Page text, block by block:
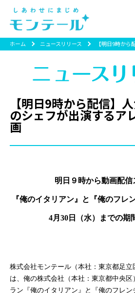
ホーム ニュースリリース 【明日9時から配信】人気
【明日9時から配信】
のシェフが出演するア
画
明日９時から動画配信
『俺のイタリアン』と『俺のフレ
4月 30 日（水）までの期
株式会社モンテール（本社：東京都足立
は、俺の株式会社（本社：東京都中央区
ラン『俺のイタリアン』と『俺のフレ